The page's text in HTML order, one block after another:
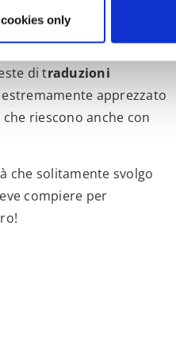
only
più libertà di viaggiare,
circolare in Europa.
di traduzioni
apprezzato
che riescono anche con
che solitamente svolgo
compiere per